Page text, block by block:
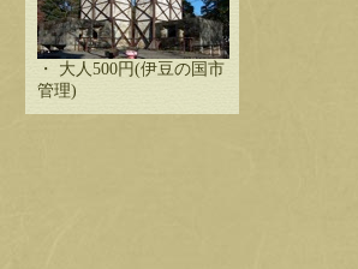
・ 大人500円(伊豆の国市
管理)